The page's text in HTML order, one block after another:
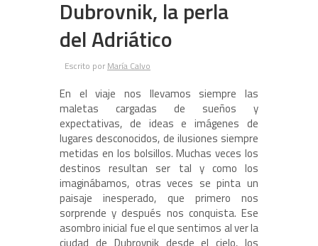
Dubrovnik, la perla
del Adriático
Escrito por María Calvo
En el viaje nos llevamos siempre las
maletas cargadas de sueños y
expectativas, de ideas e imágenes de
lugares desconocidos, de ilusiones siempre
metidas en los bolsillos. Muchas veces los
destinos resultan ser tal y como los
imaginábamos, otras veces se pinta un
paisaje inesperado, que primero nos
sorprende y después nos conquista. Ese
asombro inicial fue el que sentimos al ver la